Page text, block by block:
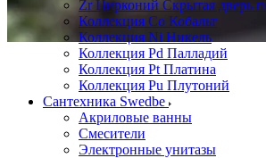
Zr Цирконий Скрытая дверь
Коллекция Co Кобальт
Коллекция Ni Никель
Коллекция Pd Палладий
Коллекция Pt Платина
Коллекция Pu Плутоний
Сантехника Swedbe
Акриловые ванны
Смесители
Электронные унитазы